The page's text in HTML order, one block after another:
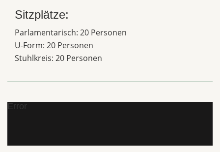
Sitzplätze:
Parlamentarisch: 20 Personen
U-Form: 20 Personen
Stuhlkreis: 20 Personen
Error